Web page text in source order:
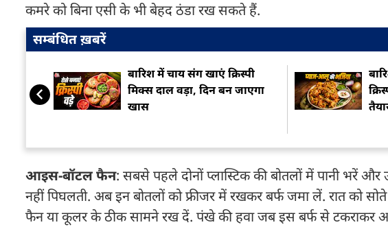
कमरे को बिना एसी के भी बेहद ठंडा रख सकते हैं.
सम्बंधित ख़बरें
बारिश में चाय संग खाएं क्रिस्पी
मिक्स दाल वड़ा, दिन बन जाएगा
खास
आइस-बॉटल फैन: सबसे पहले दोनों प्लास्टिक की बोतलों में पानी भरें
नहीं पिघलती. अब इन बोतलों को फ्रीजर में रखकर बर्फ जमा लें. रात को
फैन या कूलर के ठीक सामने रख दें. पंखे की हवा जब इस बर्फ से टकराकर